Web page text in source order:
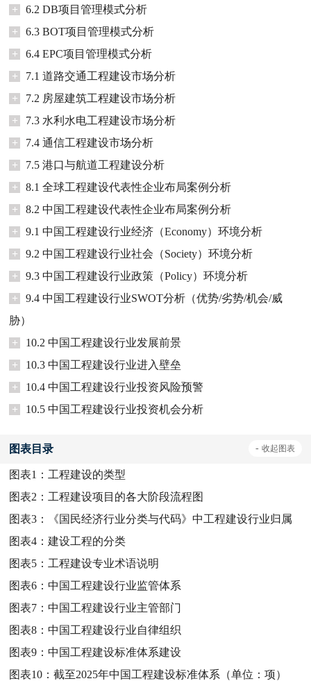
+
6.2 DB项目管理模式分析
+
6.3 BOT项目管理模式分析
+
6.4 EPC项目管理模式分析
+
7.1 道路交通工程建设市场分析
+
7.2 房屋建筑工程建设市场分析
+
7.3 水利水电工程建设市场分析
+
7.4 通信工程建设市场分析
+
7.5 港口与航道工程建设分析
+
8.1 全球工程建设代表性企业布局案例分析
+
8.2 中国工程建设代表性企业布局案例分析
+
9.1 中国工程建设行业经济（Economy）环境分析
+
9.2 中国工程建设行业社会（Society）环境分析
+
9.3 中国工程建设行业政策（Policy）环境分析
+
9.4 中国工程建设行业SWOT分析（优势/劣势/机会/威
胁）
+
10.2 中国工程建设行业发展前景
+
10.3 中国工程建设行业进入壁垒
+
10.4 中国工程建设行业投资风险预警
+
10.5 中国工程建设行业投资机会分析
图表目录 - 收起图表
图表1： 工程建设的类型
图表2： 工程建设项目的各大阶段流程图
图表3：
《国民经济行业分类与代码》中工程建设行业归属
图表4：建设工程的分类
图表5： 工程建设专业术语说明
图表6：中国工程建设行业监管体系
图表7：中国工程建设行业主管部门
图表8：中国工程建设行业自律组织
图表9：中国工程建设标准体系建设
图表10：截至2025年中国工程建设标准体系（单位：项）